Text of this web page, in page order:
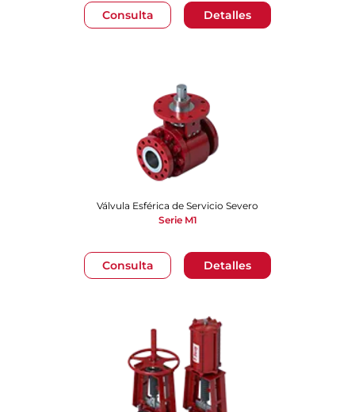
Consulta Detalles
Consulta Detalles
Válvula Esférica de Servicio Severo
Serie M1